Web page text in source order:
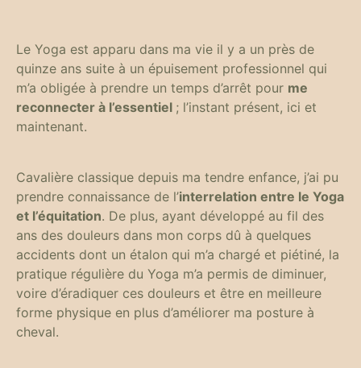
Le Yoga est apparu dans ma vie il y a un près de
quinze ans suite à un épuisement professionnel qui
m’a obligée à prendre un temps d’arrêt pour me
reconnecter à l’essentiel ; l’instant présent, ici et
maintenant.
Cavalière classique depuis ma tendre enfance, j’ai pu
prendre connaissance de l’interrelation entre le Yoga
et l’équitation. De plus, ayant développé au fil des
ans des douleurs dans mon corps dû à quelques
accidents dont un étalon qui m’a chargé et piétiné, la
pratique régulière du Yoga m’a permis de diminuer,
voire d’éradiquer ces douleurs et être en meilleure
forme physique en plus d’améliorer ma posture à
cheval.